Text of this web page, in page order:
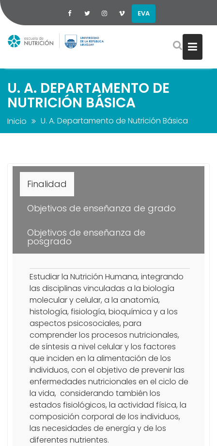
EVA
U. A. DEPARTAMENTO DE
NUTRICIÓN BÁSICA
Inicio U. A. Departamento de Nutrición Básica
Finalidad
Objetivos de enseñanza de grado
Objetivos de enseñanza de
posgrado
Estudiar la Nutrición Humana, integrando
las disciplinas vinculadas a la biología
molecular y celular, a la anatomía,
histología, fisiología, bioquímica y a los
aspectos psicosociales, para
comprender los procesos nutricionales,
de síntesis a nivel celular y los factores
que inciden en la alimentación de los
individuos, con el objetivo de prevenir las
enfermedades nutricionales en el ciclo de
la vida, considerando también los
estados fisiológicos, la actividad física, la
composición corporal de los individuos,
las necesidades de energía y de los
diferentes nutrientes.